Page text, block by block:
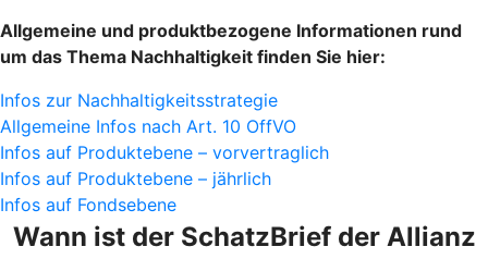
Allgemeine und produktbezogene Informationen rund
um das Thema Nachhaltigkeit finden Sie hier:
Infos zur Nachhaltigkeitsstrategie
Allgemeine Infos nach Art. 10 OffVO
Infos auf Produktebene – vorvertraglich
Infos auf Produktebene – jährlich
Infos auf Fondsebene
Wann ist der SchatzBrief der Allianz